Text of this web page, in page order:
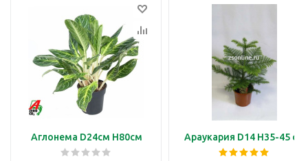
Аглонема D24см H80см Араукария D14 H35-45 см